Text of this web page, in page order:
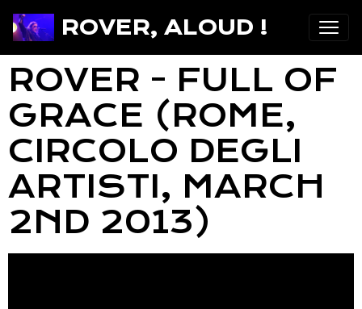
ROVER, ALOUD !
ROVER - FULL OF
GRACE (ROME,
CIRCOLO DEGLI
ARTISTI, MARCH
2ND 2013)